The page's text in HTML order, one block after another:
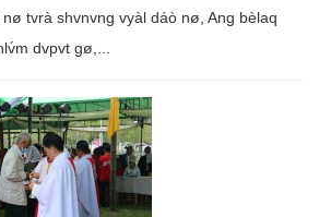
tvrà shvnvng vyàl dáò nø, Ang bèlaq
dvpvt gø,...